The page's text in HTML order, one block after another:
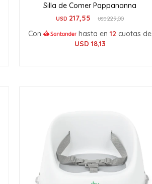
Silla de Comer Pappananna
USD 217,55 USD229,00
Con hasta en12 cuotas de
USD 18,13